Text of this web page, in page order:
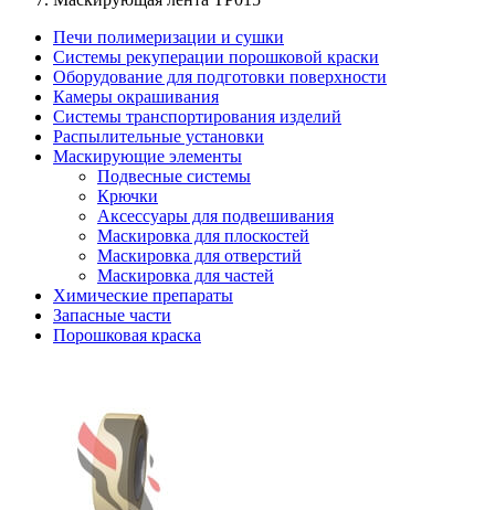
Печи полимеризации и сушки
Системы рекуперации порошковой краски
Оборудование для подготовки поверхности
Камеры окрашивания
Системы транспортирования изделий
Распылительные установки
Маскирующие элементы
Подвесные системы
Крючки
Аксессуары для подвешивания
Маскировка для плоскостей
Маскировка для отверстий
Маскировка для частей
Химические препараты
Запасные части
Порошковая краска